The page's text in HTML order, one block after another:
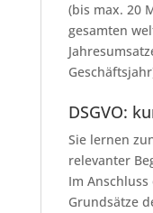
(bis max. 20
gesamten
DSGVO:
Sie lernen
relevanter
Im
Grundsätze